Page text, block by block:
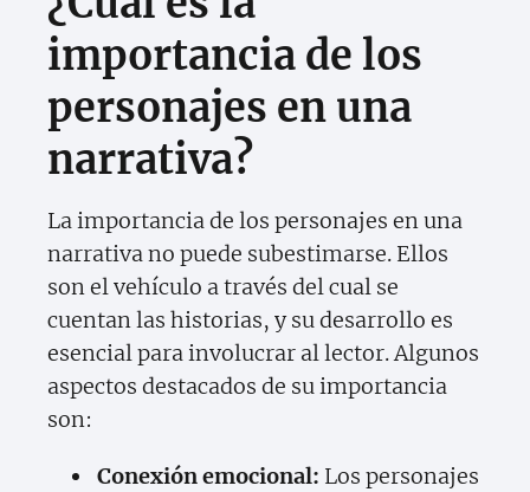
importancia de los
personajes en una
narrativa?
La importancia de los personajes en una
narrativa no puede subestimarse. Ellos
son el vehículo a través del cual se
cuentan las historias, y su desarrollo es
esencial para involucrar al lector. Algunos
aspectos destacados de su importancia
son:
Conexión emocional: Los personajes